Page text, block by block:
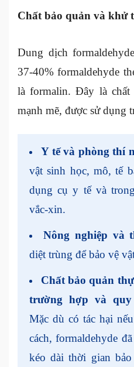
Chất bảo quản và khử
Dung dịch
37-40% formaldehyde
là formalin. Đây là
mạnh mẽ, được sử dụng
Y tế và phòng thí
vật sinh học, mô, tế
dụng cụ y tế và
vắc-xin.
Nông nghiệp và
diệt trùng để bảo vệ
Chất bảo quản
trường hợp và quy
Mặc dù có tác hại
cách, formaldehyde
kéo dài thời gian